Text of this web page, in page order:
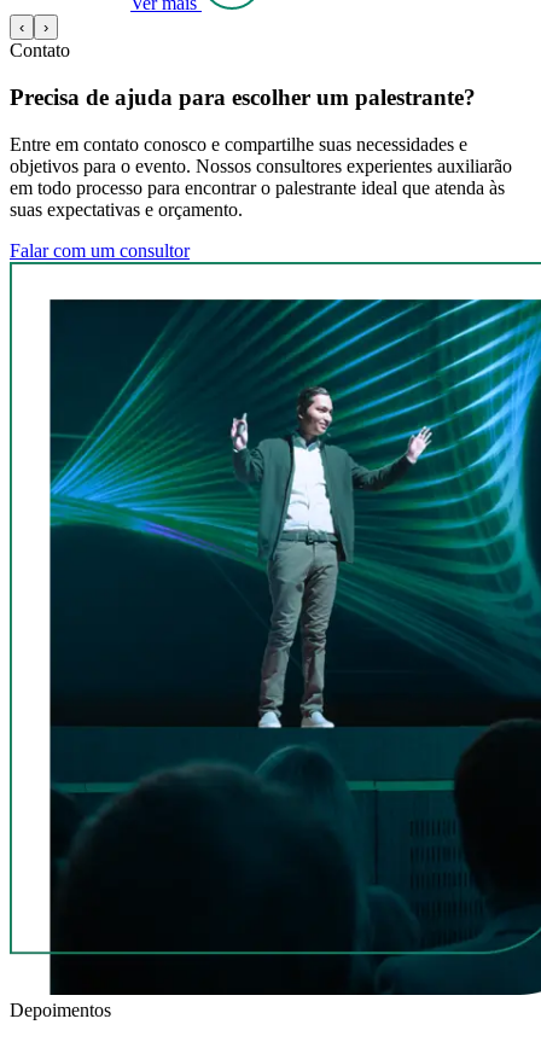
‹ ›
Contato
Precisa de ajuda para escolher um palestrante?
Entre em contato conosco e compartilhe suas necessidades e
objetivos para o evento. Nossos consultores experientes auxiliarão
em todo processo para encontrar o palestrante ideal que atenda às
suas expectativas e orçamento.
Falar com um consultor
Depoimentos